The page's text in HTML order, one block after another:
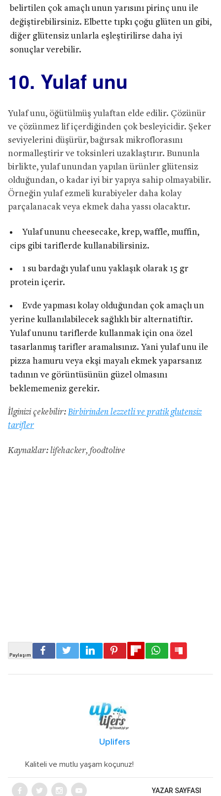
belirtilen çok amaçlı unun yarısını pirinç unu ile
değiştirebilirsiniz. Elbette tıpkı çoğu glüten un gibi,
diğer glütensiz unlarla eşleştirilirse daha iyi
sonuçlar verebilir.
10. Yulaf unu
Yulaf unu, öğütülmüş yulaftan elde edilir. Çözünür
ve çözünmez lif içerdiğinden çok besleyicidir. Şeker
seviyelerini düşürür, bağırsak mikroflorasını
normalleştirir ve toksinleri uzaklaştırır. Bununla
birlikte, yulaf unundan yapılan ürünler glütensiz
olduğundan, o kadar iyi bir yapıya sahip olmayabilir.
Örneğin yulaf ezmeli kurabiyeler daha kolay
parçalanacak veya ekmek daha yassı olacaktır.
Yulaf ununu cheesecake, krep, waffle, muffin,
cips gibi tariflerde kullanabilirsiniz.
1 su bardağı yulaf unu yaklaşık olarak 15 gr
protein içerir.
Evde yapması kolay olduğundan çok amaçlı un
yerine kullanılabilecek sağlıklı bir alternatiftir.
Yulaf ununu tariflerde kullanmak için ona özel
tasarlanmış tarifler aramalısınız. Yani yulaf unu ile
pizza hamuru veya ekşi mayalı ekmek yaparsanız
tadının ve görüntüsünün güzel olmasını
beklememeniz gerekir.
İlginizi çekebilir: Birbirinden lezzetli ve pratik glutensiz
tarifler
Kaynaklar: lifehacker, foodtolive
Uplifers
Kaliteli ve mutlu yaşam koçunuz!
YAZAR SAYFASI